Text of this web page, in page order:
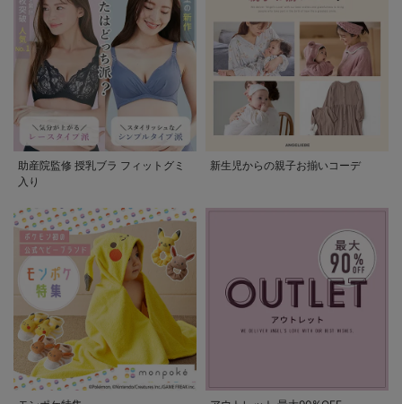
助産院監修 授乳ブラ フィットグミ
入り
新生児からの親子お揃いコーデ